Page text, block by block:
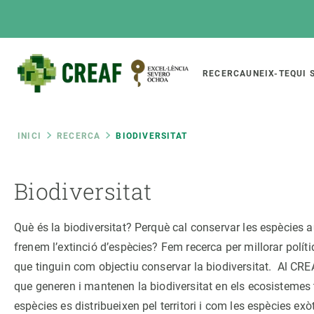
Main
RECERCAUNEIX-TEQUI
Fil
d'ariadna
INICI RECERCA BIODIVERSITAT
Biodiversitat
Què és la biodiversitat? Perquè cal conservar les espècies
frenem l’extinció d’espècies? Fem recerca per millorar
que tinguin com objectiu conservar la biodiversitat. Al
que generen i mantenen la biodiversitat en els
espècies es distribueixen pel territori i com les espècies
Featured
responsive
Responsive
menu
El Centre
Organització institucional
Transparència
Directori de
Biodiversitat